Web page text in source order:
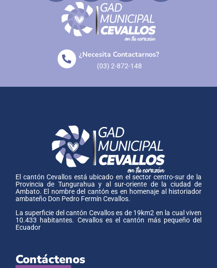
¿Necesita Contactarnos?
(03) 2-872-148
El cantón Cevallos está ubicado en el sector centro-sur de la
Provincia de Tungurahua y al sur-oriente de la ciudad de
Ambato. El nombre del cantón es en homenaje al historiador
ambateño Don Pedro Fermín Cevallos.
La superficie del cantón Cevallos es de 19km2 en la cual viven
10.433 habitantes. Cevallos es el cantón más pequeño del
Ecuador
Contáctenos